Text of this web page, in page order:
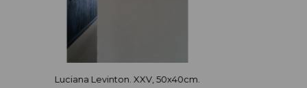
Luciana Levinton. XXV, 50x40cm.